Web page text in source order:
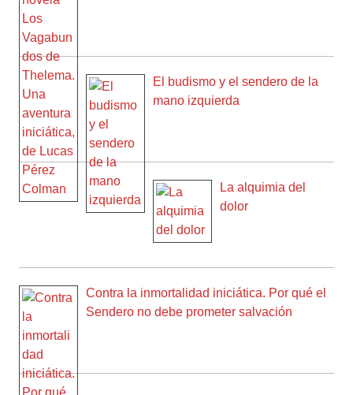
El budismo y el sendero de la
mano izquierda
La alquimia del
dolor
Contra la inmortalidad iniciática. Por qué el
Sendero no debe prometer salvación